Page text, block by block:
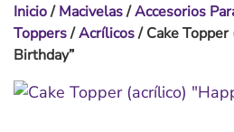
Inicio/Macivelas/Accesorios
Toppers/Acrílicos/ Cake Topper
Birthday”